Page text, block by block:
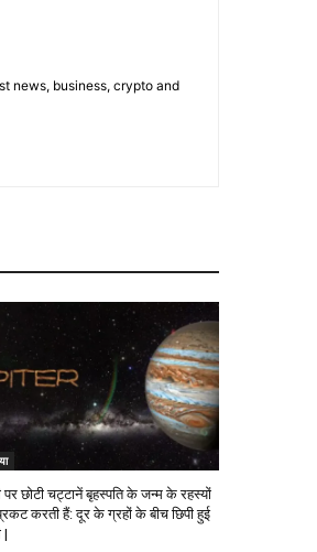
news, business, crypto and
पर छोटी चट्टानें बृहस्पति के जन्म के रहस्यों
करती हैं: दूर के ग्रहों के बीच छिपी हुई
|